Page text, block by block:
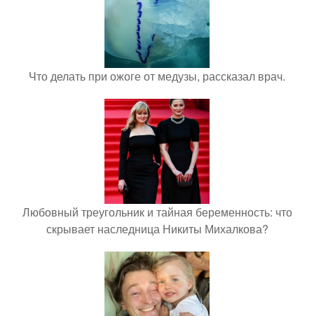
Что делать при ожоге от медузы, рассказал врач.
Любовный треугольник и тайная беременность: что
скрывает наследница Никиты Михалкова?